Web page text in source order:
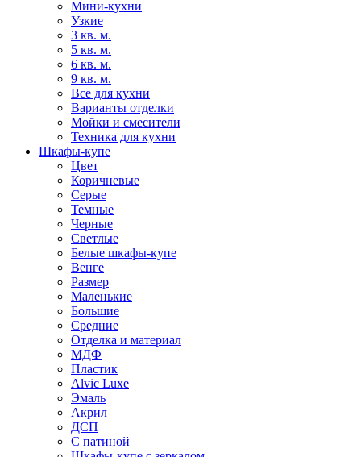
Мини-кухни
Узкие
3 кв. м.
5 кв. м.
6 кв. м.
9 кв. м.
Все для кухни
Варианты отделки
Мойки и смесители
Техника для кухни
Шкафы-купе
Цвет
Коричневые
Серые
Темные
Черные
Светлые
Белые шкафы-купе
Венге
Размер
Маленькие
Большие
Средние
Отделка и материал
МДФ
Пластик
Alvic Luxe
Эмаль
Акрил
ДСП
С патиной